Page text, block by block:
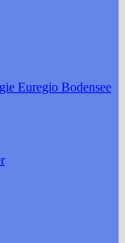
Euregio Bodensee